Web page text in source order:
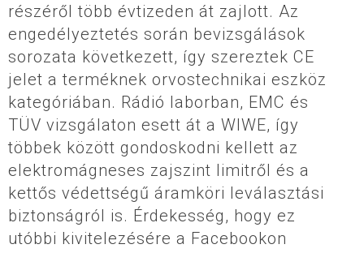
részéről több évtizeden át zajlott. Az
engedélyeztetés során bevizsgálások
sorozata következett, így szereztek CE
jelet a terméknek orvostechnikai eszköz
kategóriában. Rádió laborban, EMC és
TÜV vizsgálaton esett át a WIWE, így
többek között gondoskodni kellett az
elektromágneses zajszint limitről és a
kettős védettségű áramköri leválasztási
biztonságról is. Érdekesség, hogy ez
utóbbi kivitelezésére a Facebookon